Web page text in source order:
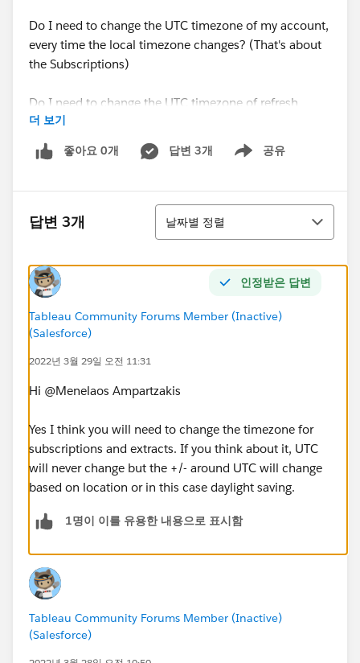
Do I need to change the UTC timezone of my account,
every time the local timezone changes? (That's about
the Subscriptions)
Do I need to change the UTC timezone of refresh
schedules, every time the local timezone changes?
(That's about the Extracts)
더 보기
좋아요 0개 답변 3개 공유
Show menu
답변 3개
정렬
날짜별 정렬
인정받은 답변
Tableau Community Forums Member (Inactive)
(Salesforce)
2022년 3월 29일 오전 11:31
Hi @Menelaos Ampartzakis​
Yes I think you will need to change the timezone for
subscriptions and extracts. If you think about it, UTC
will never change but the +/- around UTC will change
based on location or in this case daylight saving.
1명이 이를 유용한 내용으로 표시함
Tableau Community Forums Member (Inactive)
(Salesforce)